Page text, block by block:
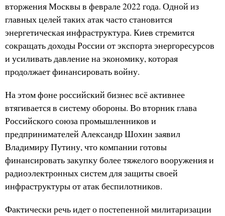
вторжения Москвы в феврале 2022 года. Одной из
главных целей таких атак часто становится
энергетическая инфраструктура. Киев стремится
сокращать доходы России от экспорта энергоресурсов
и усиливать давление на экономику, которая
продолжает финансировать войну.
На этом фоне российский бизнес всё активнее
втягивается в систему обороны. Во вторник глава
Российского союза промышленников и
предпринимателей Александр Шохин заявил
Владимиру Путину, что компании готовы
финансировать закупку более тяжелого вооружения и
радиоэлектронных систем для защиты своей
инфраструктуры от атак беспилотников.
Фактически речь идет о постепенной милитаризации